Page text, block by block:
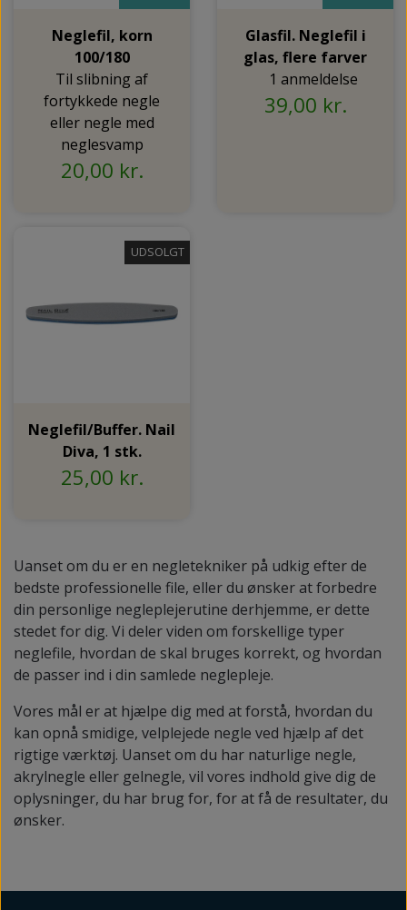
NEDSUNKEN FORFOD
OVERLAGTE TÆER
PSORIASIS PÅ FØDDERNE
URO I BENENE/RESTLESS LEGS
PECLAVUS®
REFLEXWEAR
Neglefil, korn
100/180
Til slibning af
fortykkede negle
eller negle med
neglesvamp
20,00 kr.
Glasfil. Neglefil i
glas, flere farver
1 anmeldelse
39,00 kr.
UDSOLGT
Neglefil/Buffer. Nail
Diva, 1 stk.
25,00 kr.
Uanset om du er en negletekniker på udkig efter de
bedste professionelle file, eller du ønsker at forbedre
din personlige negleplejerutine derhjemme, er dette
stedet for dig. Vi deler viden om forskellige typer
neglefile, hvordan de skal bruges korrekt, og hvordan
de passer ind i din samlede neglepleje.
Vores mål er at hjælpe dig med at forstå, hvordan du
kan opnå smidige, velplejede negle ved hjælp af det
rigtige værktøj. Uanset om du har naturlige negle,
akrylnegle eller gelnegle, vil vores indhold give dig de
oplysninger, du har brug for, for at få de resultater, du
ønsker.